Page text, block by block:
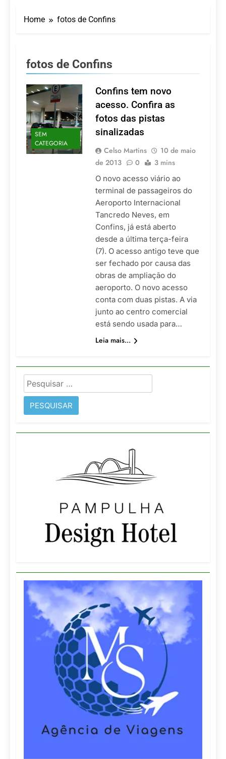
nos aeroportos da
7 De Agosto De 2026
de lazer e corporativo
Executivo com carreira
Balanger assume
comando do Wyndham
São Paulo Ibirapuera
5 De Agosto De 2026
LATAM anuncia 42
de operação do
Embraer 195-E2
5 De Agosto De 2026
Azul retoma voos
Alegre e Montevidéu
em dezembro
Home fotos de Confins
fotos de Confins
SEM
CATEGORIA
Confins tem novo
acesso. Confira as
fotos das pistas
sinalizadas
Celso Martins
10 de maio
de 2013
0 3 mins
O novo acesso viário ao
terminal de passageiros do
Aeroporto Internacional
Tancredo Neves, em
Confins, já está aberto
desde a última terça-feira
(7). O acesso antigo teve que
ser fechado por causa das
obras de ampliação do
aeroporto. O novo acesso
conta com duas pistas. A via
junto ao centro comercial
está sendo usada para…
Leia mais...
Pesquisar
por: